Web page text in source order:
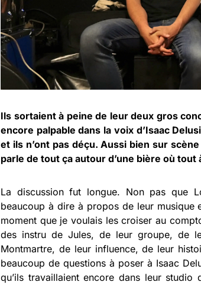
Ils sortaient à peine de leur deux gros
encore palpable dans la voix d’Isaac
et ils n’ont pas déçu. Aussi bien sur
parle de tout ça autour d’une bière où tout
La discussion fut longue. Non pas que
beaucoup à dire à propos de leur musique
moment que je voulais les croiser au
des instru de Jules, de leur groupe, de
Montmartre, de leur influence, de leur
beaucoup de questions à poser à Isaac
qu’ils travaillaient encore dans leur studio